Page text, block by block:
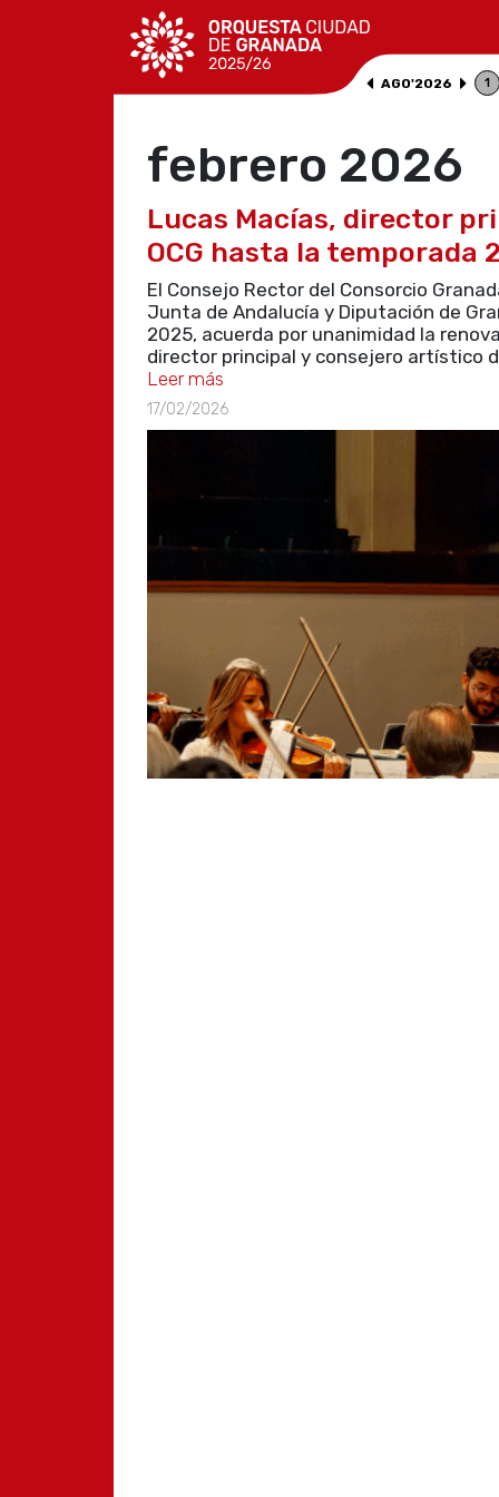
AGO'2026 1
febrero 2026
Lucas Macías, director
OCG hasta la temporada
El Consejo Rector del Consorcio
Junta de Andalucía y Diputación de
2025, acuerda por unanimidad la
director principal y consejero artístico
Leer más
17/02/2026